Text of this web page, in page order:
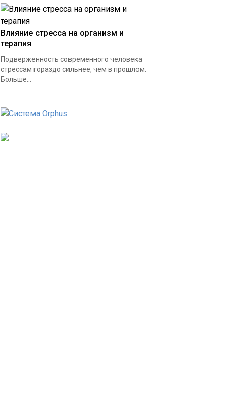
Влияние стресса на организм и
терапия
Подверженность современного человека
стрессам гораздо сильнее, чем в прошлом.
Больше...